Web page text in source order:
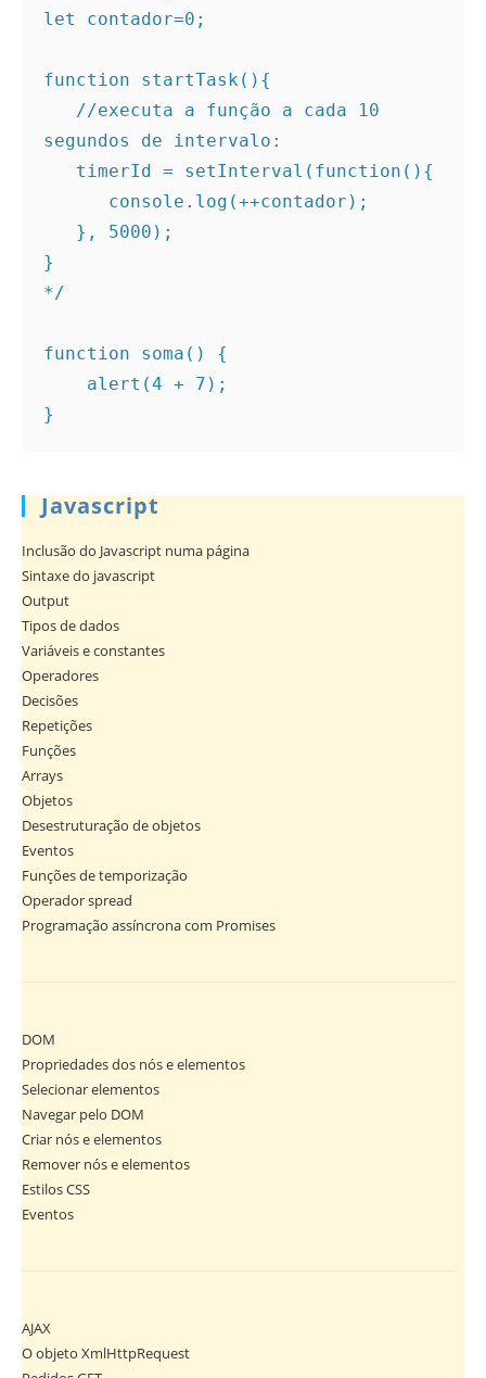
let contador=0;
function startTask(){
segundos de intervalo:
}
*/
function soma() {
}
Javascript
Inclusão do Javascript numa página
Sintaxe do javascript
Output
Tipos de dados
Variáveis e constantes
Operadores
Decisões
Repetições
Funções
Arrays
Objetos
Desestruturação de objetos
Eventos
Funções de temporização
Operador spread
Programação assíncrona com Promises
DOM
Propriedades dos nós e elementos
Selecionar elementos
Navegar pelo DOM
Criar nós e elementos
Remover nós e elementos
Estilos CSS
Eventos
AJAX
O objeto XmlHttpRequest